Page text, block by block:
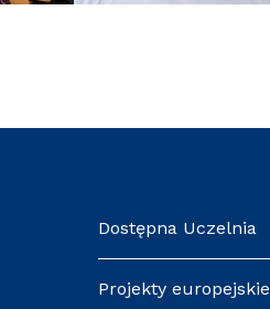
Dostępna Uczelnia
Projekty europejskie